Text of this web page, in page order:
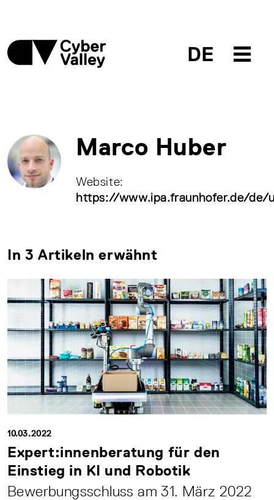
DE
Marco Huber
Website:
https://www.ipa.fraunhofer.de/de/
In 3 Artikeln erwähnt
10.03.2022
Expert:innenberatung für den
Einstieg in KI und Robotik
Bewerbungsschluss am 31. März 2022